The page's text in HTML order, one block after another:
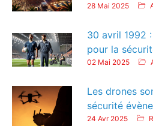
28 Mai 2025
30 avril 1992
pour la
02 Mai 2025
Les drones
sécurité
24 Avr 2025